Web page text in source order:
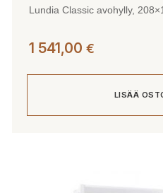
Lundia Classic avohylly,
1 541,00 €
LISÄÄ